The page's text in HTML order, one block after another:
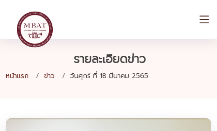
รายละเอียดข่าว
หน้าแรก ข่าว วันศุกร์ ที่ 18 มีนาคม 2565